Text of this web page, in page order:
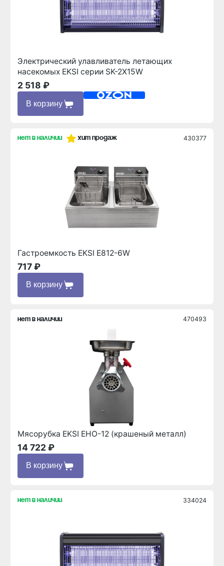
Электрический улавливатель летающих
насекомых EKSI серии SK-2X15W
2 518 ₽
В корзину
нет в наличии хит продаж 430377
Гастроемкость EKSI E812-6W
717 ₽
В корзину
нет в наличии 470493
Мясорубка EKSI EHO-12 (крашеный металл)
14 722 ₽
В корзину
нет в наличии 334024